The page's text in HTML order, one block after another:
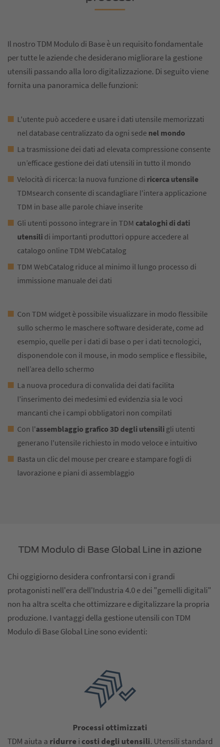
Il nostro TDM Modulo di Base è un requisito fondamentale
per tutte le aziende che desiderano migliorare la gestione
utensili passando alla loro digitalizzazione. Di seguito viene
fornita una panoramica delle funzioni:
L'utente può accedere e usare i dati utensile memorizzati
nel database centralizzato da ogni sede nel mondo
La trasmissione dei dati ad elevata compressione consente
un’efficace gestione dei dati utensili in tutto il mondo
Velocità di ricerca: la nuova funzione di ricerca utensile
TDMsearch consente di scandagliare l'intera applicazione
TDM in base alle parole chiave inserite
Gli utenti possono integrare in TDM cataloghi di dati
utensili di importanti produttori oppure accedere al
catalogo online TDM WebCatalog
TDM WebCatalog riduce al minimo il lungo processo di
immissione manuale dei dati
Con TDM widget è possibile visualizzare in modo flessibile
sullo schermo le maschere software desiderate, come ad
esempio, quelle per i dati di base o per i dati tecnologici,
disponendole con il mouse, in modo semplice e flessibile,
nell’area dello schermo
La nuova procedura di convalida dei dati facilita
l'inserimento dei medesimi ed evidenzia sia le voci
mancanti che i campi obbligatori non compilati
Con l'assemblaggio grafico 3D degli utensili gli utenti
generano l'utensile richiesto in modo veloce e intuitivo
Basta un clic del mouse per creare e stampare fogli di
lavorazione e piani di assemblaggio
TDM Modulo di Base Global Line in azione
Chi oggigiorno desidera confrontarsi con i grandi
protagonisti nell'era dell'Industria 4.0 e dei "gemelli digitali"
non ha altra scelta che ottimizzare e digitalizzare la propria
produzione. I vantaggi della gestione utensili con TDM
Modulo di Base Global Line sono evidenti:
Processi ottimizzati
TDM aiuta a ridurre icosti degli utensili. Utensili standard